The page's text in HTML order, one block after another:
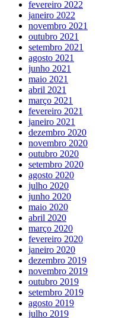
fevereiro 2022
janeiro 2022
novembro 2021
outubro 2021
setembro 2021
agosto 2021
junho 2021
maio 2021
abril 2021
março 2021
fevereiro 2021
janeiro 2021
dezembro 2020
novembro 2020
outubro 2020
setembro 2020
agosto 2020
julho 2020
junho 2020
maio 2020
abril 2020
março 2020
fevereiro 2020
janeiro 2020
dezembro 2019
novembro 2019
outubro 2019
setembro 2019
agosto 2019
julho 2019